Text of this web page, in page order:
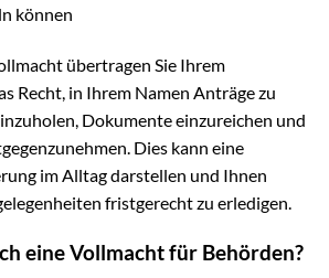
können
übertragen Sie Ihrem
Recht, in Ihrem Namen Anträge zu
Dokumente einzureichen und
Dies kann eine
im Alltag darstellen und Ihnen
fristgerecht zu erledigen.
eine Vollmacht für Behörden?